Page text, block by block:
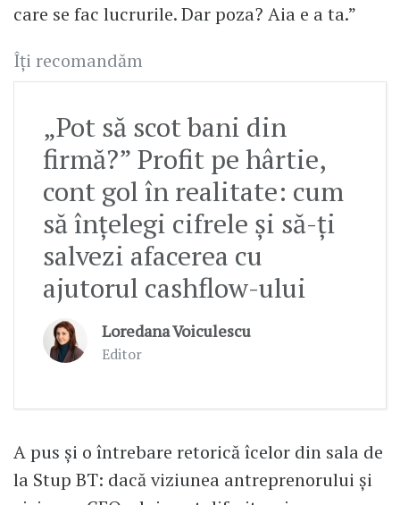
care se fac lucrurile. Dar poza? Aia e a ta.”
Îți recomandăm
„Pot să scot bani din
firmă?” Profit pe hârtie,
cont gol în realitate: cum
să înțelegi cifrele și să-ți
salvezi afacerea cu
ajutorul cashflow-ului
Loredana Voiculescu
Editor
A pus și o întrebare retorică îcelor din sala de
la Stup BT: dacă viziunea antreprenorului și